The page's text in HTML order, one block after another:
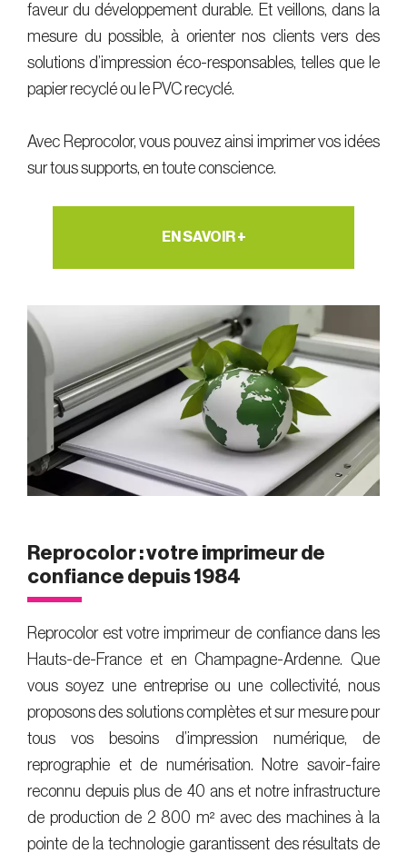
faveur du développement durable. Et veillons, dans la
mesure du possible, à orienter nos clients vers des
solutions d’impression éco-responsables, telles que le
papier recyclé ou le PVC recyclé.
Avec Reprocolor, vous pouvez ainsi imprimer vos idées
sur tous supports, en toute conscience.
EN SAVOIR +
Reprocolor : votre imprimeur de
confiance depuis 1984
Reprocolor est votre imprimeur de confiance dans les
Hauts-de-France et en Champagne-Ardenne. Que
vous soyez une entreprise ou une collectivité, nous
proposons des solutions complètes et sur mesure pour
tous vos besoins d’impression numérique, de
reprographie et de numérisation. Notre savoir-faire
reconnu depuis plus de 40 ans et notre infrastructure
de production de 2 800 m² avec des machines à la
pointe de la technologie garantissent des résultats de